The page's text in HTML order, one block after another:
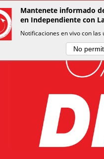
Mantenete informado
en Independiente con
Notificaciones en vivo con
No